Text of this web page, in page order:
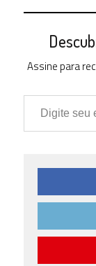
Assine para
Digite seu e-mail…